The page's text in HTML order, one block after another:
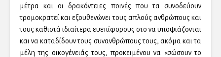
μέτρα και οι δρακόντειες ποινές που τα συνοδεύουν
τρομοκρατεί και εξουθενώνει τους απλούς ανθρώπους και
τους καθιστά ιδιαίτερα ευεπίφορους στο να υποψιάζονται
και να καταδίδουν τους συνανθρώπους τους, ακόμα και τα
μέλη της οικογένειάς τους, προκειμένου να «σώσουν το